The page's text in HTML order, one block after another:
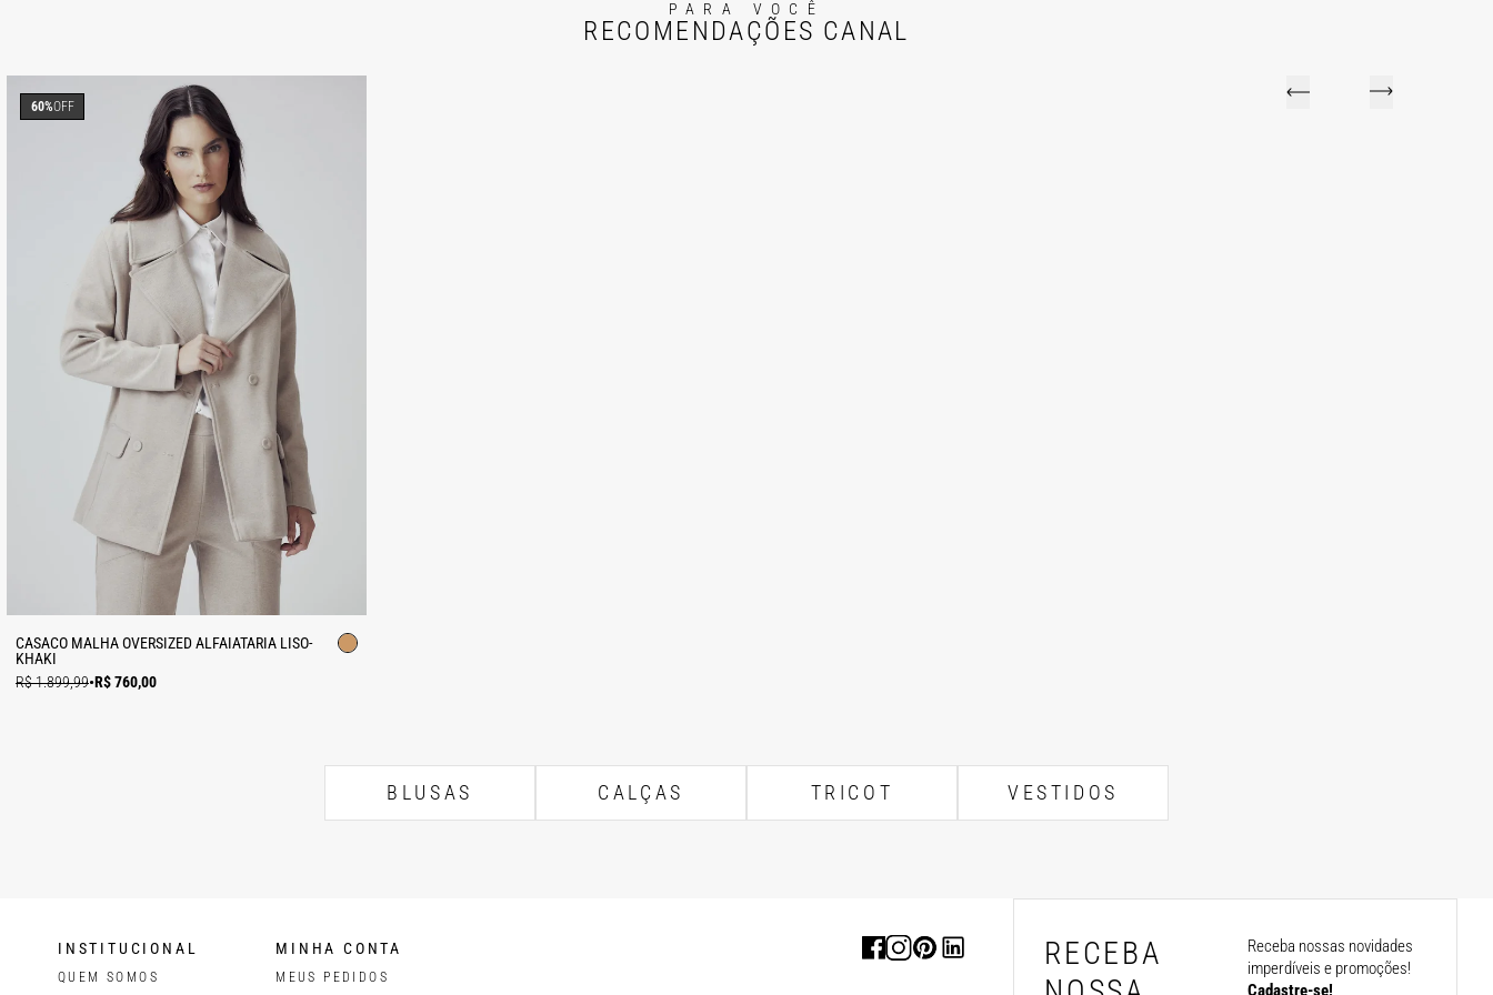
PARA VOCÊ
RECOMENDAÇÕES CANAL
CASACO MALHA OVERSIZED ALFAIATARIA LISO-
KHAKI
R$ 1.899,99•R$ 760,00
60%OFF
BLUSAS CALÇAS TRICOT VESTIDOS
RECEBA
Receba nossas novidades
imperdíveis e promoções!
Cadastre-se!
INSTITUCIONAL
QUEM SOMOS
MINHA CONTA
MEUS PEDIDOS